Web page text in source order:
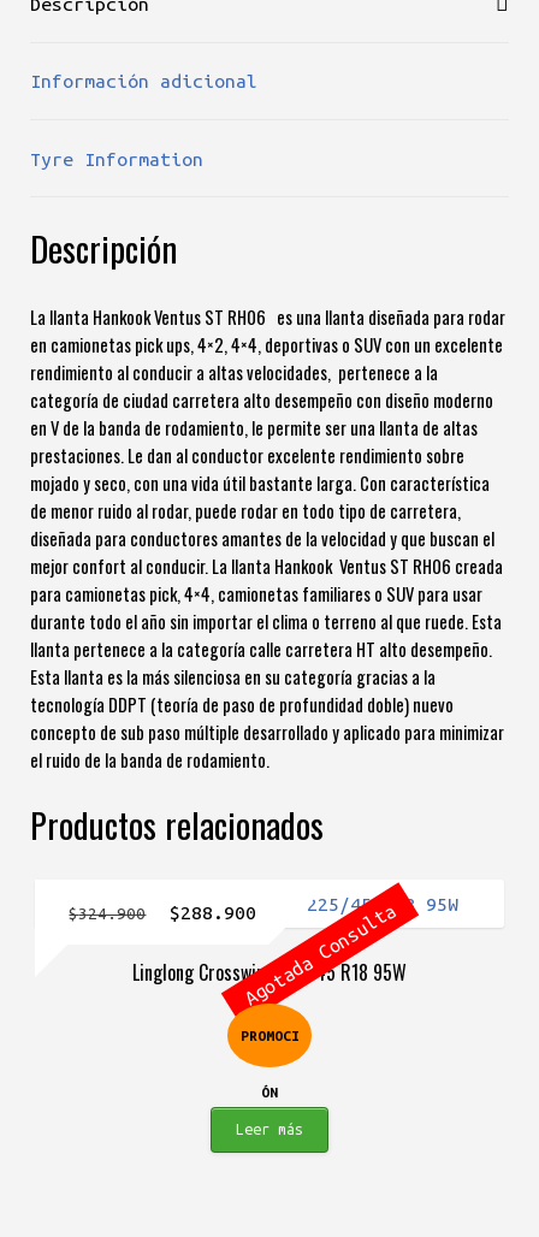
Información adicional
Tyre Information
Descripción
La llanta Hankook Ventus ST RH06 es una llanta diseñada para rodar
en camionetas pick ups, 4×2, 4×4, deportivas o SUV con un excelente
rendimiento al conducir a altas velocidades, pertenece a la
categoría de ciudad carretera alto desempeño con diseño moderno
en V de la banda de rodamiento, le permite ser una llanta de altas
prestaciones. Le dan al conductor excelente rendimiento sobre
mojado y seco, con una vida útil bastante larga. Con característica
de menor ruido al rodar, puede rodar en todo tipo de carretera,
diseñada para conductores amantes de la velocidad y que buscan el
mejor confort al conducir. La llanta Hankook Ventus ST RH06 creada
para camionetas pick, 4×4, camionetas familiares o SUV para usar
durante todo el año sin importar el clima o terreno al que ruede. Esta
llanta pertenece a la categoría calle carretera HT alto desempeño.
Esta llanta es la más silenciosa en su categoría gracias a la
tecnología DDPT (teoría de paso de profundidad doble) nuevo
concepto de sub paso múltiple desarrollado y aplicado para minimizar
el ruido de la banda de rodamiento.
Productos relacionados
Linglong Crosswind 225/45 R18 95W
PROMOCI
ÓN
$324.900
El
original
$324.900.
$288.900
precio
actual
es:
$288.900.
Leer más
Agotada Consulta